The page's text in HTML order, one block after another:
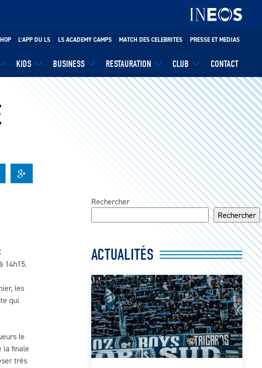
KIDS BUSINESS RESTAURATION CLUB CONTACT
L’APP DU LS LS ACADEMY CAMPS MATCH DES CELEBRITES PRESSE ET MEDIAS
14h15.
les
qui
le
la finale
très
Rechercher
Rechercher
ACTUALITÉS